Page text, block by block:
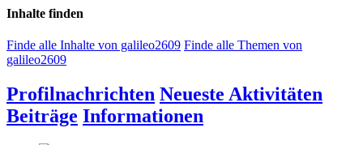
Inhalte finden
Finde alle Inhalte von galileo2609 Finde alle Themen von
galileo2609
Profilnachrichten Neueste Aktivitäten
Beiträge Informationen